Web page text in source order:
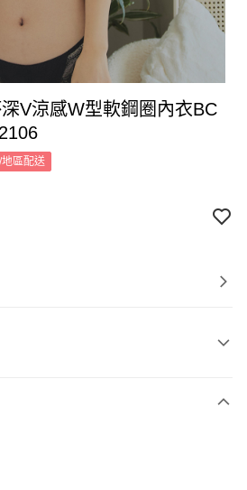
V涼感W型軟鋼圈內衣BC
地區配送